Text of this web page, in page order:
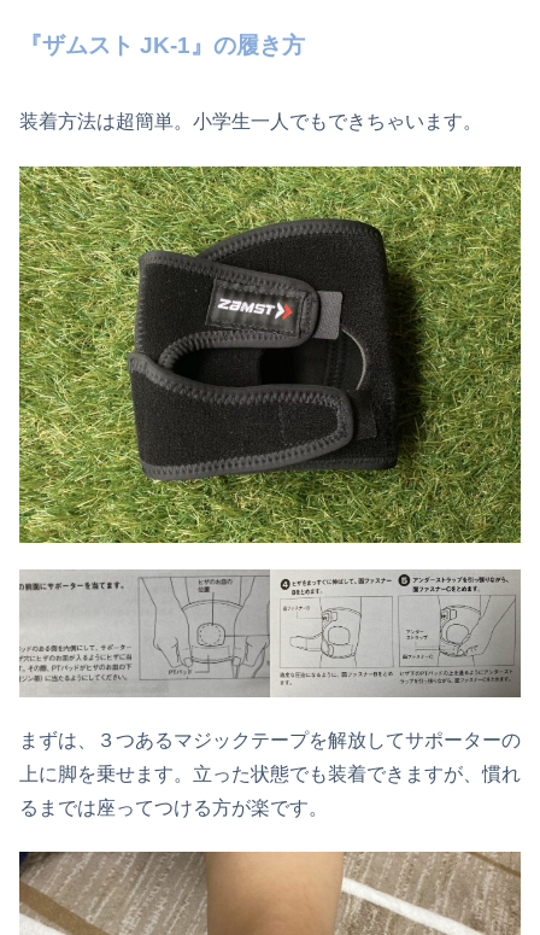
『ザムスト JK-1』の履き方
装着方法は超簡単。小学生一人でもできちゃいます。
まずは、３つあるマジックテープを解放してサポーターの
上に脚を乗せます。立った状態でも装着できますが、慣れ
るまでは座ってつける方が楽です。